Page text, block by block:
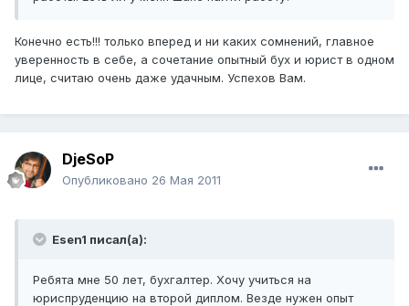
Конечно есть!!! только вперед и ни каких сомнений, главное
уверенность в себе, а сочетание опытный бух и юрист в одном
лице, считаю очень даже удачным. Успехов Вам.
DjeSoP
Опубликовано 26 Мая 2011
Esen1 писал(а):
Ребята мне 50 лет, бухгалтер. Хочу учиться на
юриспруденцию на второй диплом. Везде нужен опыт